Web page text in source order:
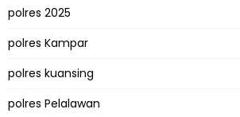
polres 2025
polres Kampar
polres kuansing
polres Pelalawan